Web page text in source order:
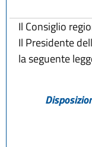
Il Consiglio
Il Presidente
la seguente